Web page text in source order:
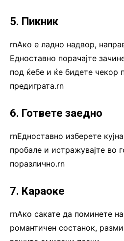
5. Пикник
rnАко е ладно надвор,
Едноставно порачајте
под ќебе и ќе бидете чекор
предиграта.rn
6. Гответе заедно
rnЕдноставно изберете
пробале и истражувајте во
поразлично.rn
7. Караоке
rnАко сакате да поминете
романтичен состанок,